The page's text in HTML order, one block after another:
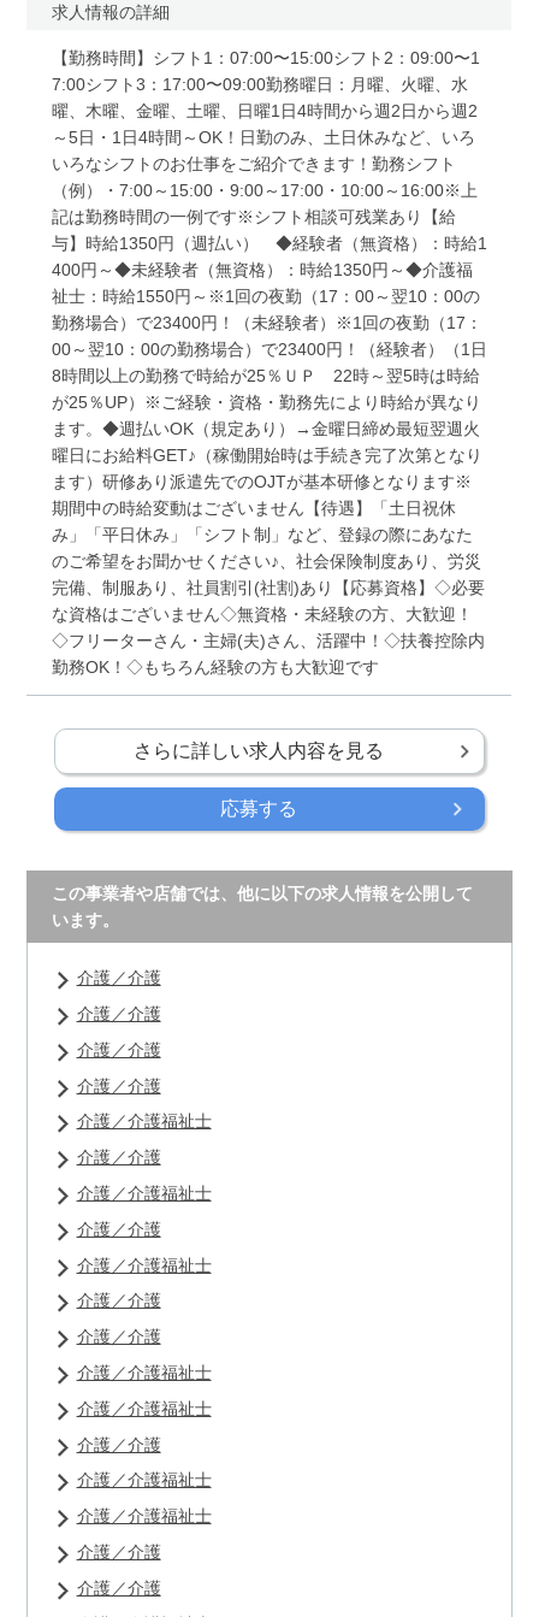
求人情報の詳細
【勤務時間】シフト1：07:00〜15:00シフト2：09:00〜1
7:00シフト3：17:00〜09:00勤務曜日：月曜、火曜、水
曜、木曜、金曜、土曜、日曜1日4時間から週2日から週2
～5日・1日4時間～OK！日勤のみ、土日休みなど、いろ
いろなシフトのお仕事をご紹介できます！勤務シフト
（例）・7:00～15:00・9:00～17:00・10:00～16:00※上
記は勤務時間の一例です※シフト相談可残業あり【給
与】時給1350円（週払い） ◆経験者（無資格）：時給1
400円～◆未経験者（無資格）：時給1350円～◆介護福
祉士：時給1550円～※1回の夜勤（17：00～翌10：00の
勤務場合）で23400円！（未経験者）※1回の夜勤（17：
00～翌10：00の勤務場合）で23400円！（経験者）（1日
8時間以上の勤務で時給が25％ＵＰ 22時～翌5時は時給
が25％UP）※ご経験・資格・勤務先により時給が異なり
ます。◆週払いOK（規定あり）→金曜日締め最短翌週火
曜日にお給料GET♪（稼働開始時は手続き完了次第となり
ます）研修あり派遣先でのOJTが基本研修となります※
期間中の時給変動はございません【待遇】「土日祝休
み」「平日休み」「シフト制」など、登録の際にあなた
のご希望をお聞かせください♪、社会保険制度あり、労災
完備、制服あり、社員割引(社割)あり【応募資格】◇必要
な資格はございません◇無資格・未経験の方、大歓迎！
◇フリーターさん・主婦(夫)さん、活躍中！◇扶養控除内
勤務OK！◇もちろん経験の方も大歓迎です
さらに詳しい求人内容を見る
応募する
この事業者や店舗では、他に以下の求人情報を公開して
います。
介護／介護
介護／介護
介護／介護
介護／介護
介護／介護福祉士
介護／介護
介護／介護福祉士
介護／介護
介護／介護福祉士
介護／介護
介護／介護
介護／介護福祉士
介護／介護福祉士
介護／介護
介護／介護福祉士
介護／介護福祉士
介護／介護
介護／介護